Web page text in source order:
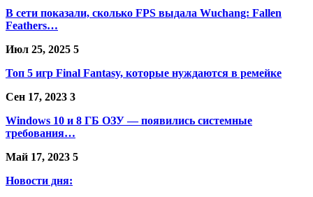
В сети показали, сколько FPS выдала Wuchang: Fallen
Feathers…
Июл 25, 2025 5
Топ 5 игр Final Fantasy, которые нуждаются в ремейке
Сен 17, 2023 3
Windows 10 и 8 ГБ ОЗУ — появились системные
требования…
Май 17, 2023 5
Новости дня: